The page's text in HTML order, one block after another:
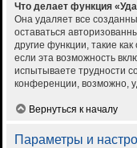
Что делает функция
Она удаляет все
оставаться
другие функции, такие
если эта возможность
испытываете трудности
конференции, возможно,
Вернуться к началу
Параметры и